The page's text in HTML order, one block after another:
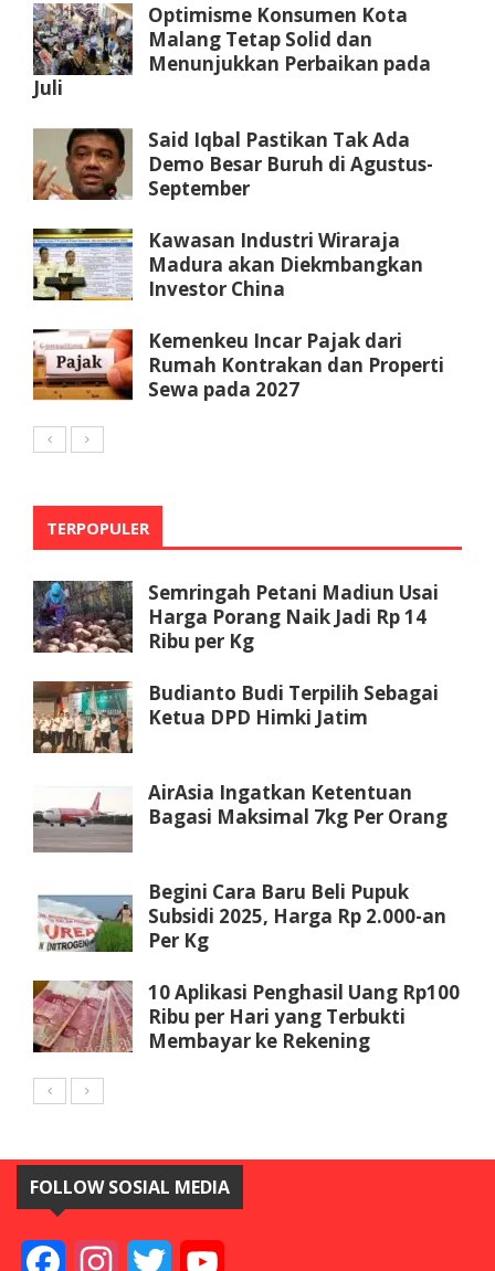
Optimisme Konsumen Kota
Malang Tetap Solid dan
Menunjukkan Perbaikan pada
Juli
Said Iqbal Pastikan Tak Ada
Demo Besar Buruh di Agustus-
September
Kawasan Industri Wiraraja
Madura akan Diekmbangkan
Investor China
Kemenkeu Incar Pajak dari
Rumah Kontrakan dan Properti
Sewa pada 2027
TERPOPULER
Semringah Petani Madiun Usai
Harga Porang Naik Jadi Rp 14
Ribu per Kg
Budianto Budi Terpilih Sebagai
Ketua DPD Himki Jatim
AirAsia Ingatkan Ketentuan
Bagasi Maksimal 7kg Per Orang
Begini Cara Baru Beli Pupuk
Subsidi 2025, Harga Rp 2.000-an
Per Kg
10 Aplikasi Penghasil Uang Rp100
Ribu per Hari yang Terbukti
Membayar ke Rekening
FOLLOW SOSIAL MEDIA
FacebookInstagramTwitter